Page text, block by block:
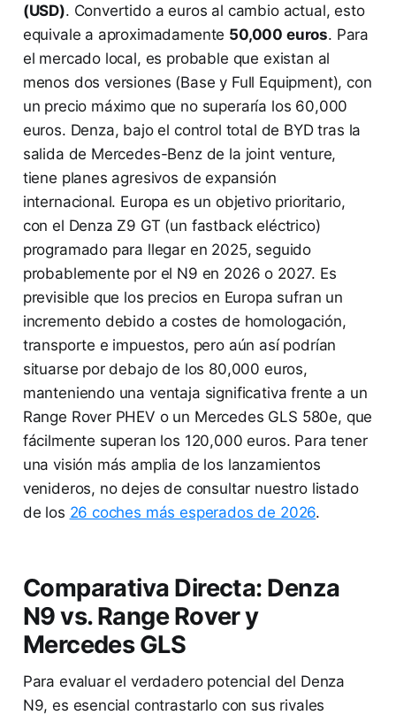
(USD). Convertido a euros al cambio actual, esto
equivale a aproximadamente 50,000 euros. Para
el mercado local, es probable que existan al
menos dos versiones (Base y Full Equipment), con
un precio máximo que no superaría los 60,000
euros. Denza, bajo el control total de BYD tras la
salida de Mercedes-Benz de la joint venture,
tiene planes agresivos de expansión
internacional. Europa es un objetivo prioritario,
con el Denza Z9 GT (un fastback eléctrico)
programado para llegar en 2025, seguido
probablemente por el N9 en 2026 o 2027. Es
previsible que los precios en Europa sufran un
incremento debido a costes de homologación,
transporte e impuestos, pero aún así podrían
situarse por debajo de los 80,000 euros,
manteniendo una ventaja significativa frente a un
Range Rover PHEV o un Mercedes GLS 580e, que
fácilmente superan los 120,000 euros. Para tener
una visión más amplia de los lanzamientos
venideros, no dejes de consultar nuestro listado
de los 26 coches más esperados de 2026.
Comparativa Directa: Denza
N9 vs. Range Rover y
Mercedes GLS
Para evaluar el verdadero potencial del Denza
N9, es esencial contrastarlo con sus rivales